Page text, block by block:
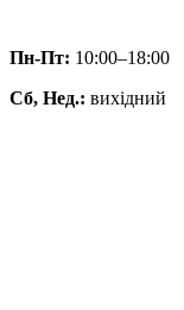
Пн-Пт: 10:00–18:00
Сб, Нед.: вихідний